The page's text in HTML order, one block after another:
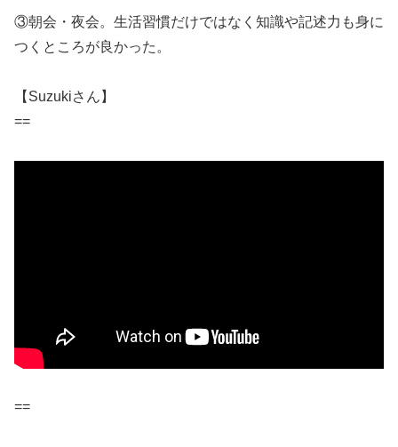
③朝会・夜会。生活習慣だけではなく知識や記述力も身に
つくところが良かった。
【Suzukiさん】
==
==